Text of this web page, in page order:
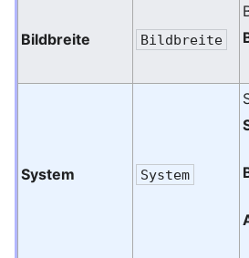
Bildbreite Bildbreite
System System